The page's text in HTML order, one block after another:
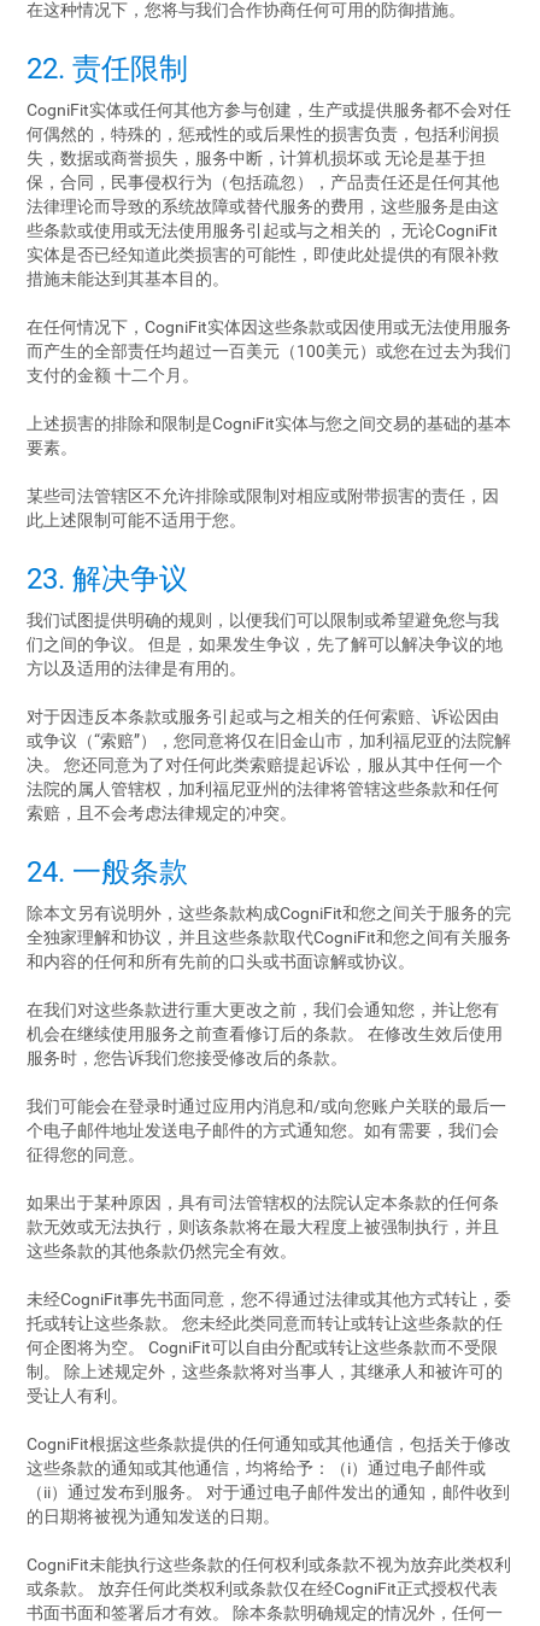
在这种情况下，您将与我们合作协商任何可用的防御措施。
22. 责任限制
CogniFit实体或任何其他方参与创建，生产或提供服务都不会对任
何偶然的，特殊的，惩戒性的或后果性的损害负责，包括利润损
失，数据或商誉损失，服务中断，计算机损坏或 无论是基于担
保，合同，民事侵权行为（包括疏忽），产品责任还是任何其他
法律理论而导致的系统故障或替代服务的费用，这些服务是由这
些条款或使用或无法使用服务引起或与之相关的 ，无论CogniFit
实体是否已经知道此类损害的可能性，即使此处提供的有限补救
措施未能达到其基本目的。
在任何情况下，CogniFit实体因这些条款或因使用或无法使用服务
而产生的全部责任均超过一百美元（100美元）或您在过去为我们
支付的金额 十二个月。
上述损害的排除和限制是CogniFit实体与您之间交易的基础的基本
要素。
某些司法管辖区不允许排除或限制对相应或附带损害的责任，因
此上述限制可能不适用于您。
23. 解决争议
我们试图提供明确的规则，以便我们可以限制或希望避免您与我
们之间的争议。 但是，如果发生争议，先了解可以解决争议的地
方以及适用的法律是有用的。
对于因违反本条款或服务引起或与之相关的任何索赔、诉讼因由
或争议（“索赔”），您同意将仅在旧金山市，加利福尼亚的法院解
决。 您还同意为了对任何此类索赔提起诉讼，服从其中任何一个
法院的属人管辖权，加利福尼亚州的法律将管辖这些条款和任何
索赔，且不会考虑法律规定的冲突。
24. 一般条款
除本文另有说明外，这些条款构成CogniFit和您之间关于服务的完
全独家理解和协议，并且这些条款取代CogniFit和您之间有关服务
和内容的任何和所有先前的口头或书面谅解或协议。
在我们对这些条款进行重大更改之前，我们会通知您，并让您有
机会在继续使用服务之前查看修订后的条款。 在修改生效后使用
服务时，您告诉我们您接受修改后的条款。
我们可能会在登录时通过应用内消息和/或向您账户关联的最后一
个电子邮件地址发送电子邮件的方式通知您。如有需要，我们会
征得您的同意。
如果出于某种原因，具有司法管辖权的法院认定本条款的任何条
款无效或无法执行，则该条款将在最大程度上被强制执行，并且
这些条款的其他条款仍然完全有效。
未经CogniFit事先书面同意，您不得通过法律或其他方式转让，委
托或转让这些条款。 您未经此类同意而转让或转让这些条款的任
何企图将为空。 CogniFit可以自由分配或转让这些条款而不受限
制。 除上述规定外，这些条款将对当事人，其继承人和被许可的
受让人有利。
CogniFit根据这些条款提供的任何通知或其他通信，包括关于修改
这些条款的通知或其他通信，均将给予：（i）通过电子邮件或
（ii）通过发布到服务。 对于通过电子邮件发出的通知，邮件收到
的日期将被视为通知发送的日期。
CogniFit未能执行这些条款的任何权利或条款不视为放弃此类权利
或条款。 放弃任何此类权利或条款仅在经CogniFit正式授权代表
书面书面和签署后才有效。 除本条款明确规定的情况外，任何一